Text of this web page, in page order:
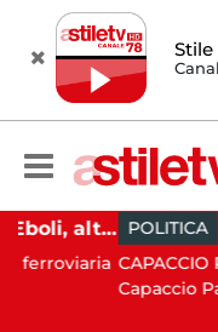
Stile
Caos alla stazione di Eboli, alterco a bordo: malore per la capotreno e Intercity per Taranto fermo per ore POLITICA
CAPACCIO
Capaccio Pa...